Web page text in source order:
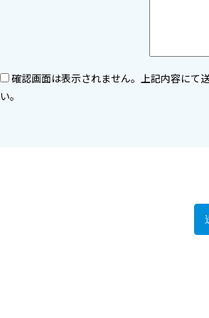
確認画面は表示されません。上記内容にて
い。